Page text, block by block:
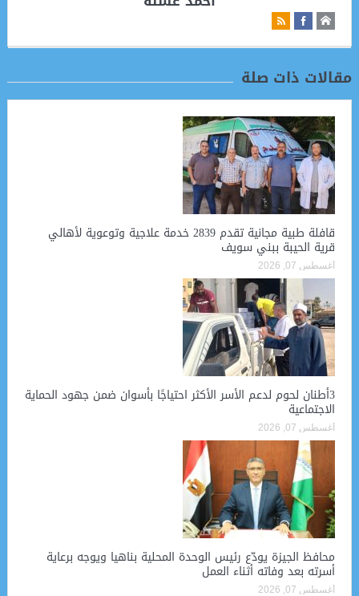
مقالات ذات صلة
قافلة طبية مجانية تقدم 2839 خدمة علاجية وتوعوية لأهالي
قرية الحيبة ببني سويف
أغسطس 07, 2026
3أطنان لحوم لدعم الأسر الأكثر احتياجًا بأسوان ضمن جهود الحماية
الاجتماعية
أغسطس 07, 2026
محافظ الجيزة يودّع رئيس الوحدة المحلية بناهيا ويوجه برعاية
أسرته بعد وفاته أثناء العمل
أغسطس 07, 2026